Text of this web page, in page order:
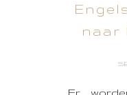
naar
Er